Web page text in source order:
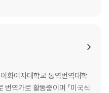
화여자대학교 통역번역대학
역가로 활동중이며 『미국식